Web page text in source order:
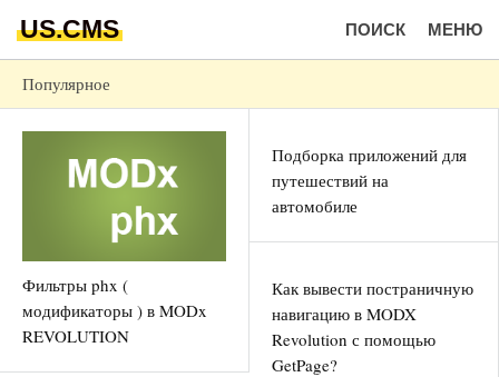
US.CMS МЕНЮ
ПОИСК
Популярное
Фильтры phx (
модификаторы ) в MODx
REVOLUTION
Подборка приложений для
путешествий на
автомобиле
Как вывести постраничную
навигацию в MODX
Revolution с помощью
GetPage?